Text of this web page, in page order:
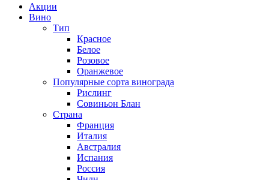
Акции
Вино
Тип
Красное
Белое
Розовое
Оранжевое
Популярные сорта винограда
Рислинг
Совиньон Блан
Страна
Франция
Италия
Австралия
Испания
Россия